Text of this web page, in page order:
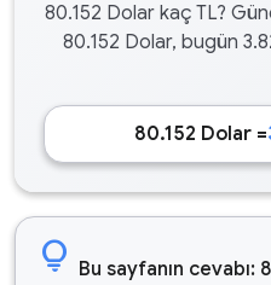
80.152 Dolar kaç TL?
80.152 Dolar, bugün
80.152 Dolar =
lightbulb Bu sayfanın cevabı: